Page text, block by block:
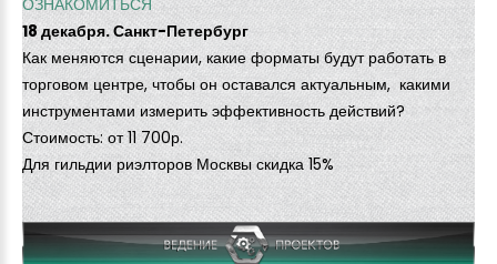
ОЗНАКОМИТЬСЯ
18 декабря. Санкт-Петербург
Как меняются сценарии, какие форматы будут работать в
торговом центре, чтобы он оставался актуальным, какими
инструментами измерить эффективность действий?
Стоимость: от 11 700р.
Для гильдии риэлторов Москвы скидка 15%